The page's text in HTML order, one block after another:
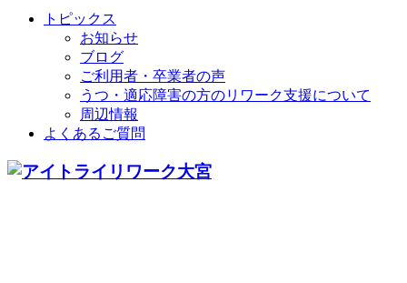
トピックス
お知らせ
ブログ
ご利用者・卒業者の声
うつ・適応障害の方のリワーク支援について
周辺情報
よくあるご質問